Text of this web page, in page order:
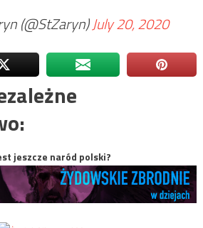
(@StZaryn)July 20, 2020
jeszcze naród polski?